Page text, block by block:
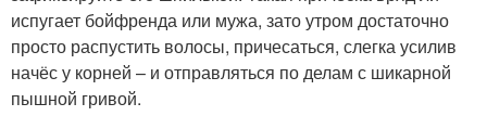
испугает бойфренда или мужа, зато утром достаточно
просто распустить волосы, причесаться, слегка усилив
начёс у корней – и отправляться по делам с шикарной
пышной гривой.